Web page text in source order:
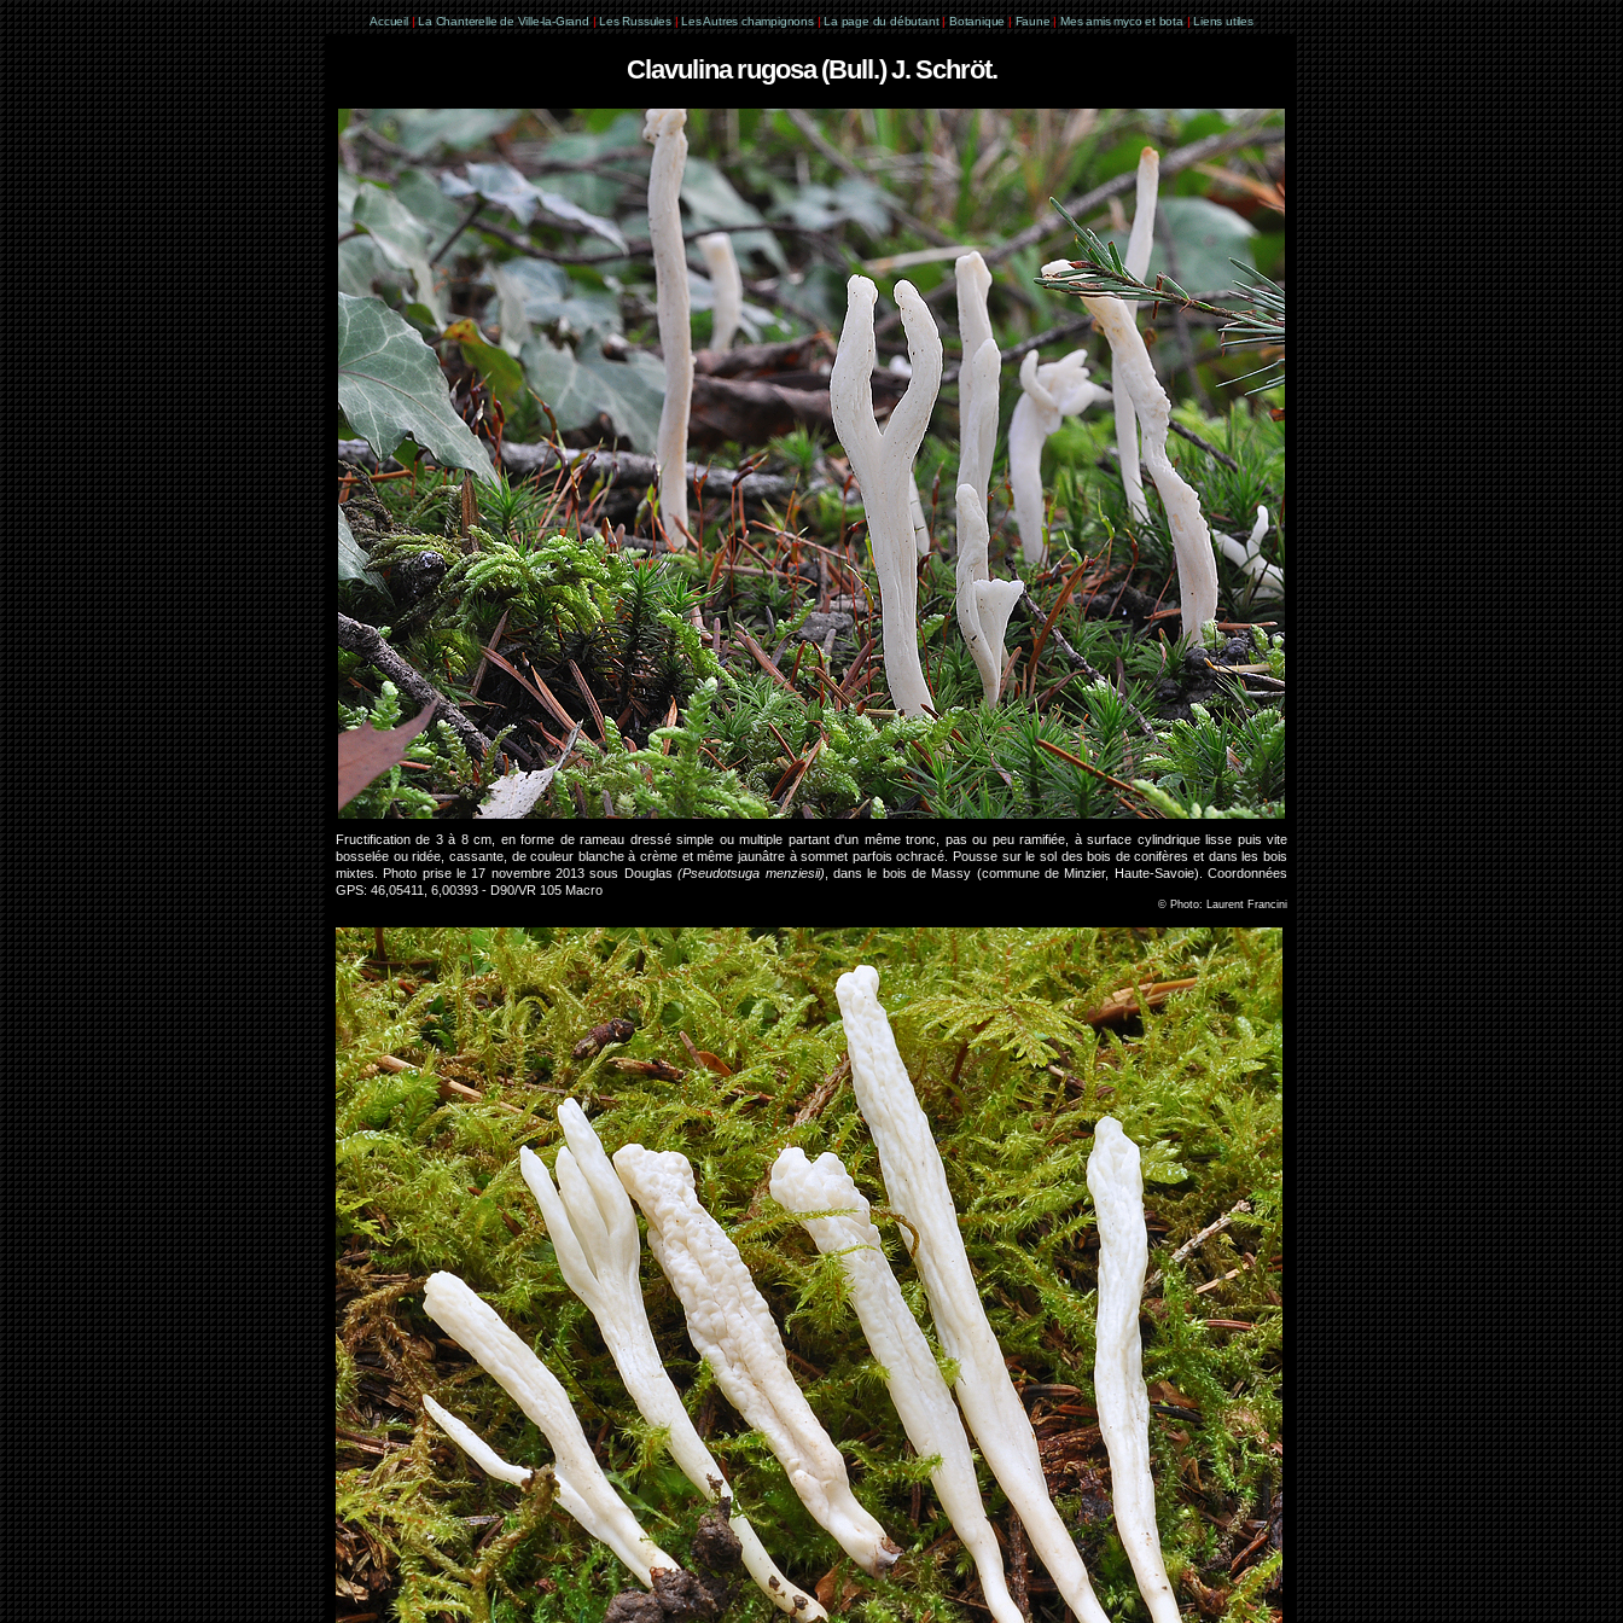
Accueil | La Chanterelle de Ville-la-Grand | Les Russules | Les Autres champignons | La page du débutant | Botanique | Faune | Mes amis myco et bota | Liens utiles
Clavulina rugosa (Bull.) J. Schröt.
Fructification de 3 à 8 cm, en forme de rameau dressé simple ou multiple partant d'un même tronc, pas ou peu ramifiée, à surface cylindrique lisse puis vite
bosselée ou ridée, cassante, de couleur blanche à crème et même jaunâtre à sommet parfois ochracé. Pousse sur le sol des bois de conifères et dans les bois
mixtes. Photo prise le 17 novembre 2013 sous Douglas(Pseudotsuga menziesii) , dans le bois de Massy (commune de Minzier, Haute-Savoie). Coordonnées
GPS: 46,05411, 6,00393 - D90/VR 105 Macro
© Photo: Laurent Francini